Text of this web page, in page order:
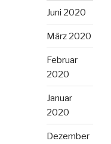
Juni 2020
März 2020
Februar
2020
Januar
2020
Dezember